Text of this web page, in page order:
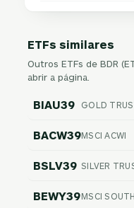
ETFs similares
Outros ETFs de BDR
abrir a página.
BIAU39 GOLD
BACW39MSCI ACWI
BSLV39 SILVER
BEWY39MSCI